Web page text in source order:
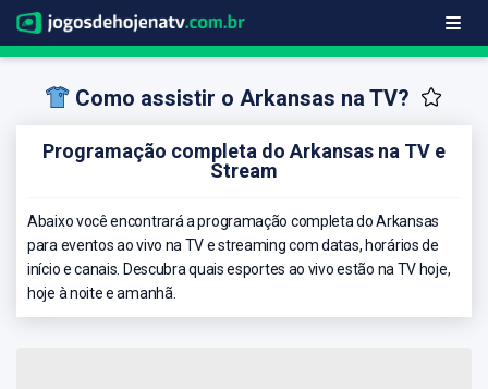
Como assistir o Arkansas na TV?
Programação completa do Arkansas na TV e
Stream
Abaixo você encontrará a programação completa do Arkansas
para eventos ao vivo na TV e streaming com datas, horários de
início e canais. Descubra quais esportes ao vivo estão na TV hoje,
hoje à noite e amanhã.